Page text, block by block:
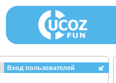
Вход пользователей